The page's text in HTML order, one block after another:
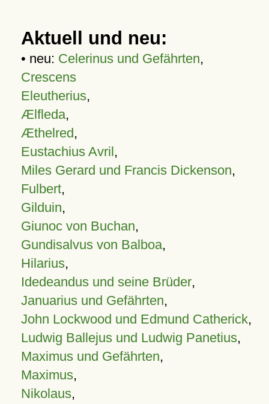
Aktuell und neu:
• neu: Celerinus und Gefährten,
Crescens
Eleutherius,
Ælfleda,
Æthelred,
Eustachius Avril,
Miles Gerard und Francis Dickenson,
Fulbert,
Gilduin,
Giunoc von Buchan,
Gundisalvus von Balboa,
Hilarius,
Idedeandus und seine Brüder,
Januarius und Gefährten,
John Lockwood und Edmund Catherick,
Ludwig Ballejus und Ludwig Panetius,
Maximus und Gefährten,
Maximus,
Nikolaus,